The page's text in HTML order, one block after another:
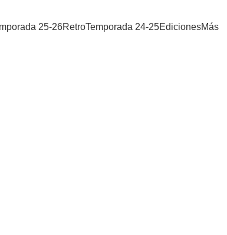
25-26RetroTemporada 24-25EdicionesMás